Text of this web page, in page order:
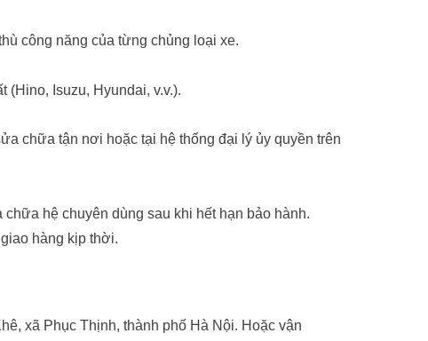
công năng của từng chủng loại xe.
(Hino, Isuzu, Hyundai, v.v.).
chữa tận nơi hoặc tại hệ thống đại lý ủy quyền trên
hệ chuyên dùng sau khi hết hạn bảo hành.
hàng kịp thời.
xã Phục Thịnh, thành phố Hà Nội. Hoặc vận